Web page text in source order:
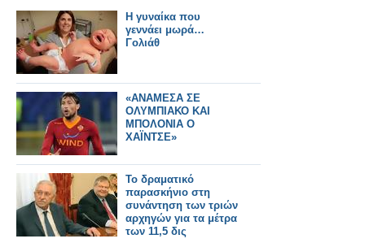
Η γυναίκα που
γεννάει μωρά…
Γολιάθ
«ΑΝΑΜΕΣΑ ΣΕ
ΟΛΥΜΠΙΑΚΟ ΚΑΙ
ΜΠΟΛΟΝΙΑ Ο
ΧΑΪΝΤΣΕ»
Το δραματικό
παρασκήνιο στη
συνάντηση των τριών
αρχηγών για τα μέτρα
των 11,5 δις